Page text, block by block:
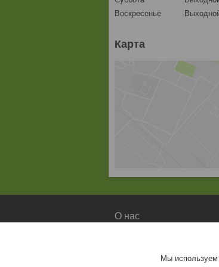
Воскресенье
Карта
О нас
Мы используем